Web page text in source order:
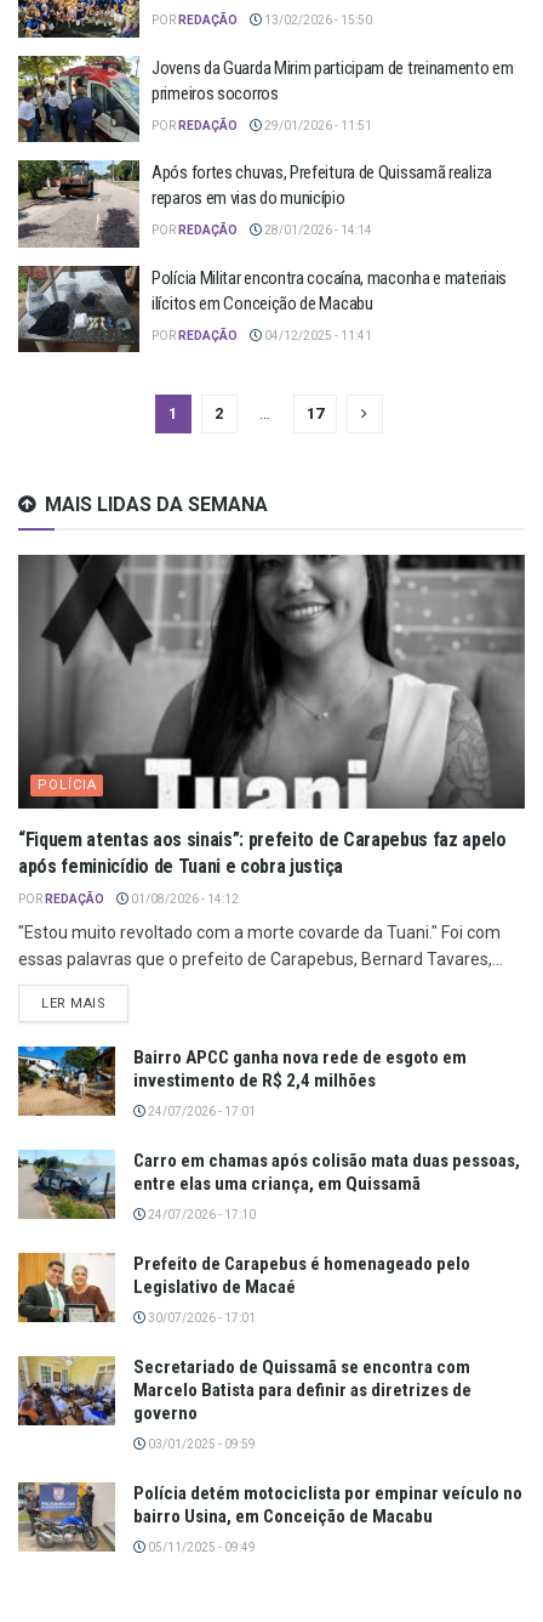
POR REDAÇÃO 13/02/2026 - 15:50
Jovens da Guarda Mirim participam de treinamento em
primeiros socorros
POR REDAÇÃO 29/01/2026 - 11:51
Após fortes chuvas, Prefeitura de Quissamã realiza
reparos em vias do município
POR REDAÇÃO 28/01/2026 - 14:14
Polícia Militar encontra cocaína, maconha e materiais
ilícitos em Conceição de Macabu
POR REDAÇÃO 04/12/2025 - 11:41
1 2 … 17
MAIS LIDAS DA SEMANA
POLÍCIA
“Fiquem atentas aos sinais”: prefeito de Carapebus faz apelo
após feminicídio de Tuani e cobra justiça
POR REDAÇÃO 01/08/2026 - 14:12
"Estou muito revoltado com a morte covarde da Tuani." Foi com
essas palavras que o prefeito de Carapebus, Bernard Tavares,...
LER MAIS
Bairro APCC ganha nova rede de esgoto em
investimento de R$ 2,4 milhões
24/07/2026 - 17:01
Carro em chamas após colisão mata duas pessoas,
entre elas uma criança, em Quissamã
24/07/2026 - 17:10
Prefeito de Carapebus é homenageado pelo
Legislativo de Macaé
30/07/2026 - 17:01
Secretariado de Quissamã se encontra com
Marcelo Batista para definir as diretrizes de
governo
03/01/2025 - 09:59
Polícia detém motociclista por empinar veículo no
bairro Usina, em Conceição de Macabu
05/11/2025 - 09:49